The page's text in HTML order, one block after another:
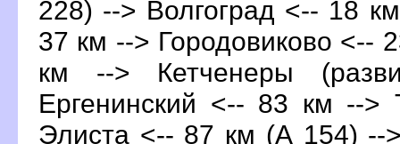
228) --> Волгоград <-- 18
37 км --> Городовиково <--
км --> Кетченеры
Ергенинский <-- 83 км -->
Элиста <-- 87 км (А 154)